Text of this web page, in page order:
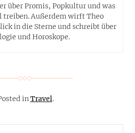
über Promis, Popkultur und was
treiben. Außerdem wirft Theo
in die Sterne und schreibt über
und Horoskope.
inTravel.